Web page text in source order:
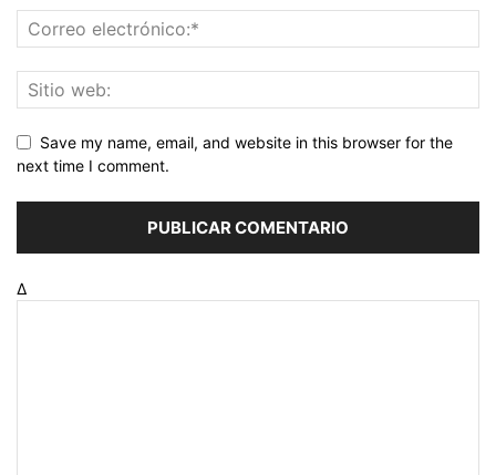
Save my name, email, and website in this browser for the
next time I comment.
Δ